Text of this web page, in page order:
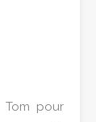
Tom pour